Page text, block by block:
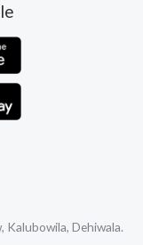
Kalubowila, Dehiwala.